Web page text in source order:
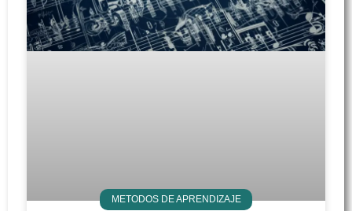
METODOS DE APRENDIZAJE